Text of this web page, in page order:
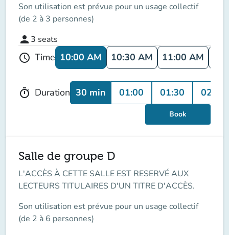
Son utilisation est prévue pour un usage collectif
(de 2 à 3 personnes)
person 3 seats
schedule Time 10:00 AM 10:30 AM 11:00 AM
timer Duration 30 min 01:00 01:30 02:00
Book
Salle de groupe D
L'ACCÈS À CETTE SALLE EST RESERVÉ AUX
LECTEURS TITULAIRES D'UN TITRE D'ACCÈS.
Son utilisation est prévue pour un usage collectif
(de 2 à 6 personnes)